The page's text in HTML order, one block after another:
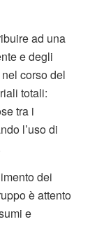
ad una
e degli
corso del
totali:
tra i
l’uso di
dei
è attento
e